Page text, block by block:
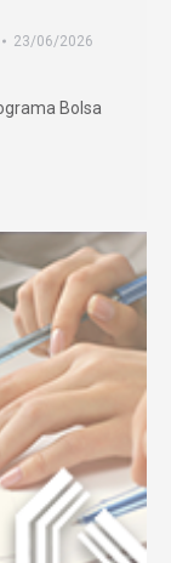
23/06/2026
Bolsa